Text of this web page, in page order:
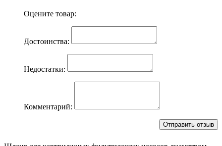
Оцените товар:
Достоинства:
Недостатки:
Комментарий: